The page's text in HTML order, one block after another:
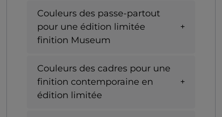
Couleurs des passe-partout
pour une édition limitée
finition Museum
Couleurs des cadres pour une
finition contemporaine en
édition limitée